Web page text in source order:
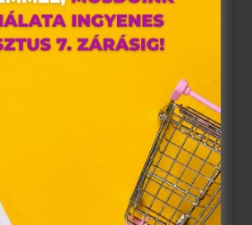
Ehhez az Ön
hírközlésről szóló 2003. évi C.
kereskedelmi szolgáltatások, az
összefüggő szolgáltatások
2001. évi CVIII. törvény, valamint
megfelelően használjuk.
az Európai Unió országain
használatához, és ezeknek a
vagy egyéb eszközén történő
hozzájárulását kell kérniük.